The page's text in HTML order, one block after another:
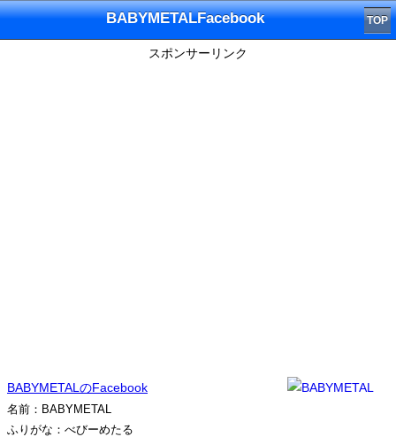
BABYMETALFacebook TOP
スポンサーリンク
BABYMETALのFacebook
名前：BABYMETAL
ふりがな：べびーめたる